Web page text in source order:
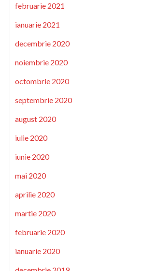
februarie 2021
ianuarie 2021
decembrie 2020
noiembrie 2020
octombrie 2020
septembrie 2020
august 2020
iulie 2020
iunie 2020
mai 2020
aprilie 2020
martie 2020
februarie 2020
ianuarie 2020